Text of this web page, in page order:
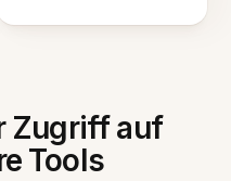
Zugriff auf
Tools